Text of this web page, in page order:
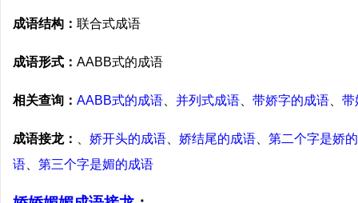
成语结构： 联合式成语
成语形式： AABB式的成语
相关查询： AABB式的成语 并列式成语 带娇字的成语 带
成语接龙： 娇开头的成语 娇结尾的成语
第二个字是娇
语
第三个字是媚的成语